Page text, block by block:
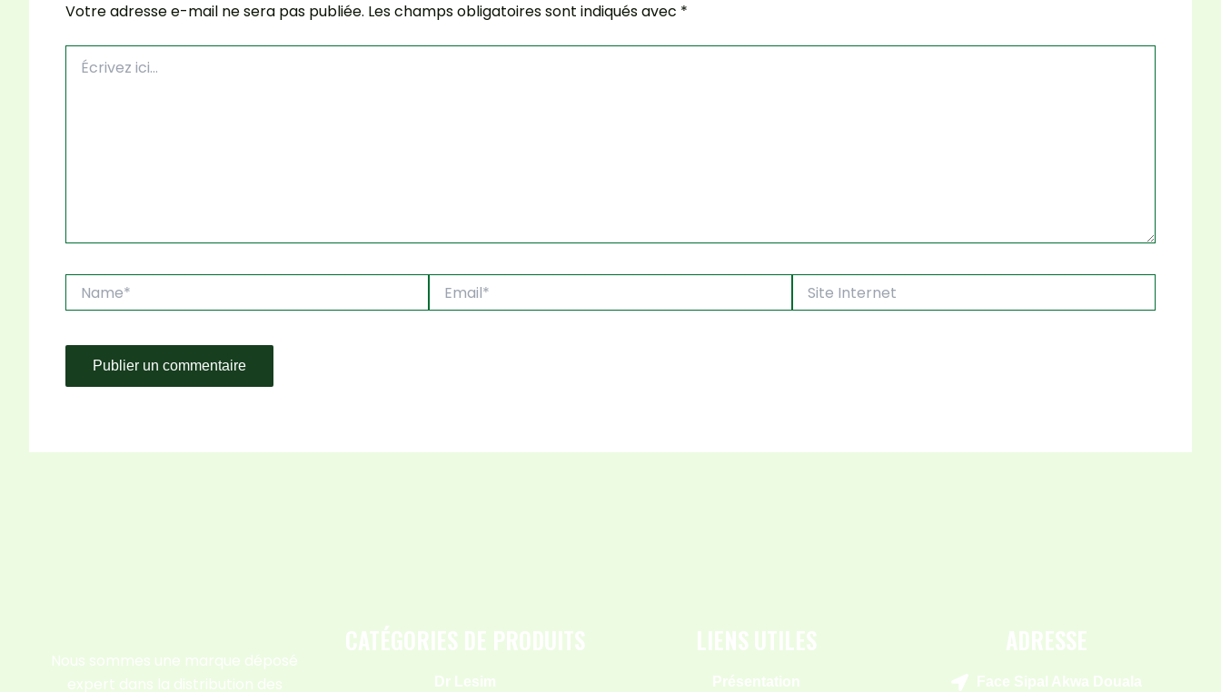
Votre adresse e-mail ne sera pas publiée. Les champs obligatoires sont indiqués avec *
ici…
Internet
Nous sommes une marque déposé
expert dans la distribution des
CATÉGORIES DE PRODUITS
Dr Lesim
LIENS UTILES
Présentation
ADRESSE
Face Sipal Akwa Douala